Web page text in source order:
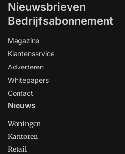
Nieuwsbrieven
Bedrijfsabonnement
Magazine
Klantenservice
Adverteren
Whitepapers
Contact
Nieuws
Woningen
Kantoren
Retail